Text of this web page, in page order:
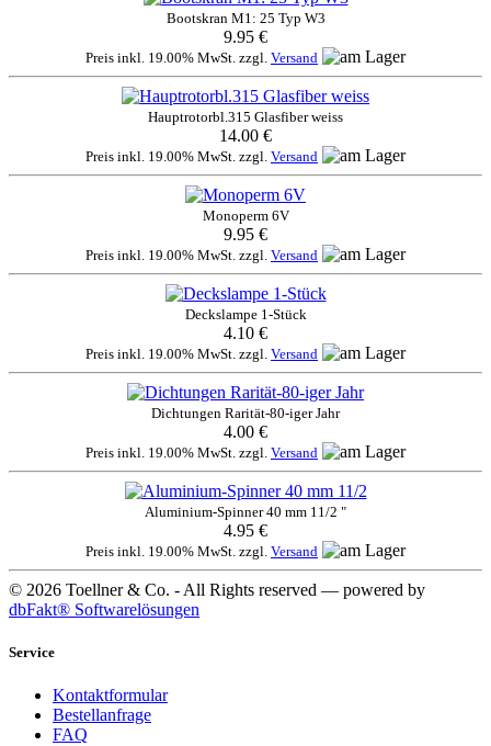
Bootskran M1: 25 Typ W3
9.95 €
Preis inkl. 19.00% MwSt. zzgl. Versand
Hauptrotorbl.315 Glasfiber weiss
14.00 €
Preis inkl. 19.00% MwSt. zzgl. Versand
Monoperm 6V
9.95 €
Preis inkl. 19.00% MwSt. zzgl. Versand
Deckslampe 1-Stück
4.10 €
Preis inkl. 19.00% MwSt. zzgl. Versand
Dichtungen Rarität-80-iger Jahr
4.00 €
Preis inkl. 19.00% MwSt. zzgl. Versand
Aluminium-Spinner 40 mm 11/2 "
4.95 €
Preis inkl. 19.00% MwSt. zzgl. Versand
© 2026 Toellner & Co. - All Rights reserved — powered by
dbFakt® Softwarelösungen
Service
Kontaktformular
Bestellanfrage
FAQ